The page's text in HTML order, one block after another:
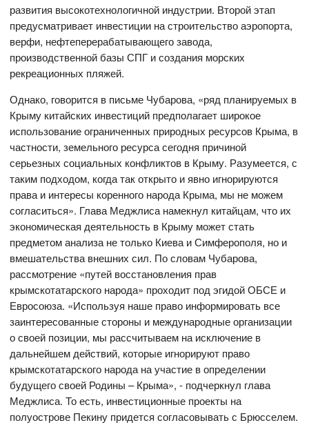
развития высокотехнологичной индустрии. Второй этап
предусматривает инвестиции на строительство аэропорта,
верфи, нефтеперерабатывающего завода,
производственной базы СПГ и создания морских
рекреационных пляжей.
Однако, говорится в письме Чубарова, «ряд планируемых в
Крыму китайских инвестиций предполагает широкое
использование ограниченных природных ресурсов Крыма, в
частности, земельного ресурса сегодня причиной
серьезных социальных конфликтов в Крыму. Разумеется, с
таким подходом, когда так открыто и явно игнорируются
права и интересы коренного народа Крыма, мы не можем
согласиться». Глава Меджлиса намекнул китайцам, что их
экономическая деятельность в Крыму может стать
предметом анализа не только Киева и Симферополя, но и
вмешательства внешних сил. По словам Чубарова,
рассмотрение «путей восстановления прав
крымскотатарского народа» проходит под эгидой ОБСЕ и
Евросоюза. «Используя наше право информировать все
заинтересованные стороны и международные организации
о своей позиции, мы рассчитываем на исключение в
дальнейшем действий, которые игнорируют право
крымскотатарского народа на участие в определении
будущего своей Родины – Крыма», - подчеркнул глава
Меджлиса. То есть, инвестиционные проекты на
полуострове Пекину придется согласовывать с Брюсселем.